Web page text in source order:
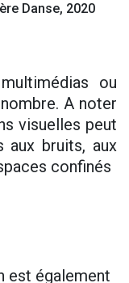
Danse, 2020
ou
A noter
visuelles peut
aux bruits, aux
confinés
est également